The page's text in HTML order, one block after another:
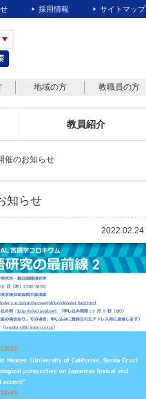
採用情報 サイトマップ
地域の方 教職員の方
教員紹介
催のお知らせ
知らせ
2022.02.24